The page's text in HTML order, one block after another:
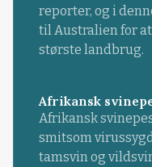
reporter, og i
til Australien for
største landbrug.
Afrikansk
Afrikansk
smitsom
tamsvin og